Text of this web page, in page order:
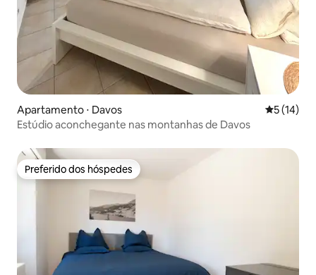
Apartamento ⋅ Davos 5 de uma
5 (14)
Estúdio aconchegante nas montanhas de Davos
Preferido dos hóspedes
Preferido dos hóspedes